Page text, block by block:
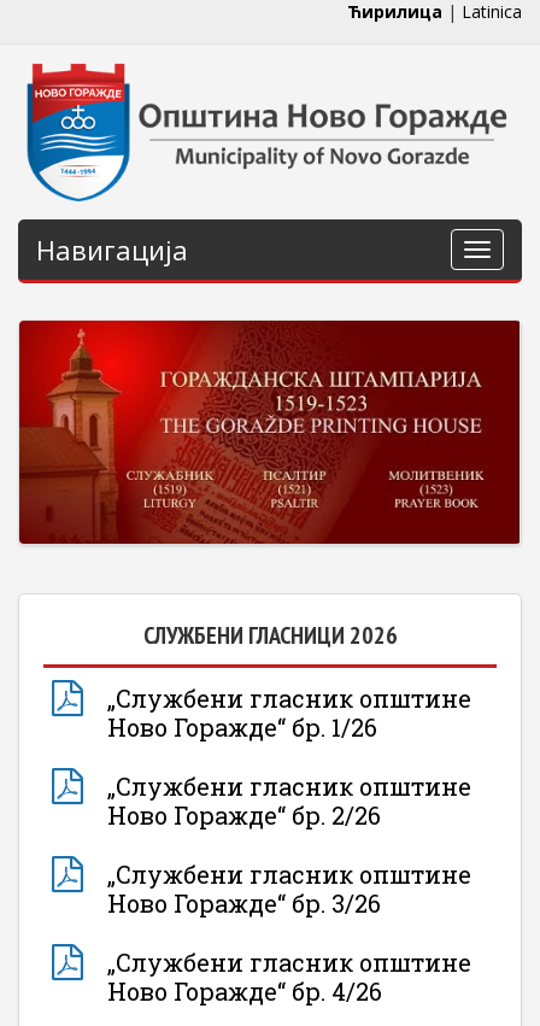
Ћирилица | Latinica
Навигација
СЛУЖБЕНИ ГЛАСНИЦИ 2026
„Службени гласник општине
Ново Горажде“ бр. 1/26
„Службени гласник општине
Ново Горажде“ бр. 2/26
„Службени гласник општине
Ново Горажде“ бр. 3/26
„Службени гласник општине
Ново Горажде“ бр. 4/26